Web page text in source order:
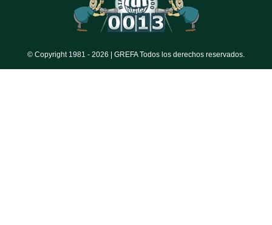
© Copyright 1981 - 2026 | GREFA Todos los derechos reservados.